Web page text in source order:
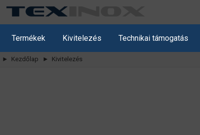
Termékek Kivitelezés Technikai támogatás
► Kezdőlap ► Kivitelezés